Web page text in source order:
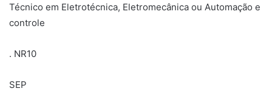
Técnico em Eletrotécnica, Eletromecânica ou Automação e
controle
. NR10
SEP